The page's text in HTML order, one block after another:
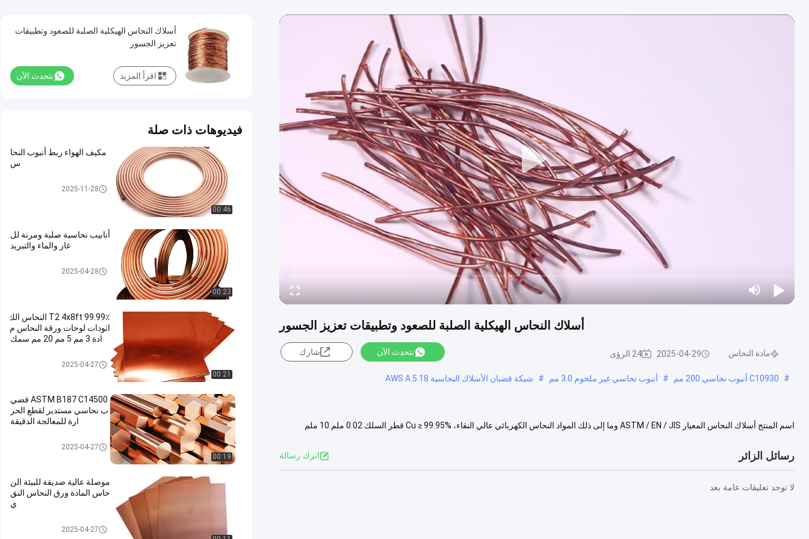
أسلاك النحاس الهيكلية الصلبة للصعود وتطبيقات تعزيز الجسور
مادة النحاس 2025-04-29 24 الرؤى نتحدث الآن شارك
# C10930 أنبوب نحاسي 200 مم # أنبوب نحاسي غير ملحوم 3.0 مم # شبكة قضبان الأسلاك النحاسية AWS A.5.18
اسم المنتج أسلاك النحاس المعيار ASTM / EN / JIS وما إلى ذلك المواد النحاس الكهربائي عالي النقاء، Cu ≥ 99.95% قطر السلك 0.02 ملم.10 ملم
رسائل الزائر اترك رسالة
لا توجد تعليقات عامة بعد
أسلاك النحاس الهيكلية الصلبة للصعود وتطبيقات
تعزيز الجسور
نتحدث الآن اقرأ المزيد
فيديوهات ذات صلة
00:46
مكيف الهواء ربط أنبوب النحا
س
2025-11-28
00:23
أنابيب نحاسية صلبة ومرنة لل
غاز والماء والتبريد
2025-04-28
00:21
99.99٪ T2 4x8ft النحاس الك
اثودات لوحات ورقة النحاس م
ادة 3 مم 5 مم 20 مم سمك
2025-04-27
00:19
ASTM B187 C14500 قضي
ب نحاسي مستدير لقطع الحر
ارة للمعالجة الدقيقة
2025-04-27
موصلة عالية صديقة للبيئة الن
حاس المادة ورق النحاس النق
ي
2025-04-27